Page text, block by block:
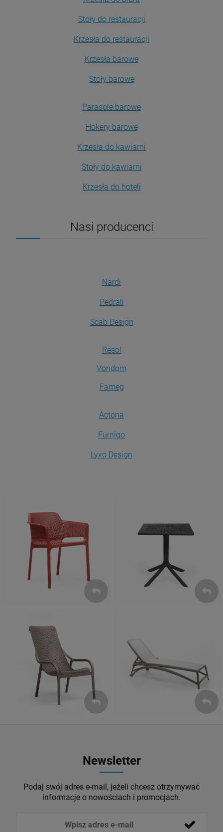
Stoły do restauracji
Krzesła do restauracji
Krzesła barowe
Stoły barowe
Parasole barowe
Hokery barowe
Krzesła do kawiarni
Stoły do kawiarni
Krzesła do hoteli
Nasi producenci
Nardi
Pedrali
Scab Design
Resol
Vondom
Fameg
Actona
Furnigo
Lyxo Design
ZOBACZ ZOBACZ
Newsletter
Podaj swój adres e-mail, jeżeli chcesz otrzymywać
informacje o nowościach i promocjach.